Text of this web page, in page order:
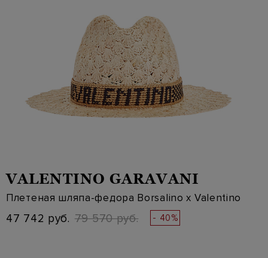
VALENTINO GARAVANI
Плетеная шляпа-федора Borsalino x Valentino
47 742 руб. 79 570 руб. - 40%